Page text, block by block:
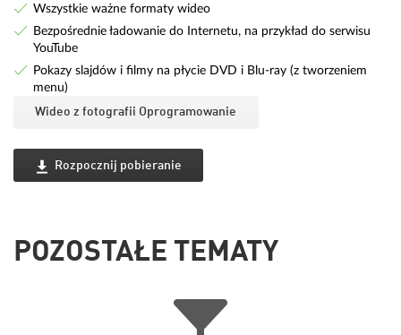
Wszystkie ważne formaty wideo
Bezpośrednie ładowanie do Internetu, na przykład do serwisu
YouTube
Pokazy slajdów i filmy na płycie DVD i Blu-ray (z tworzeniem
menu)
Wideo z fotografii Oprogramowanie
Rozpocznij pobieranie
POZOSTAŁE TEMATY